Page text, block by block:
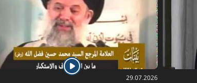
29.07.2026